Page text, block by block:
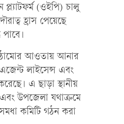
(ওইপি) চালু
হ্রাস পেয়েছে
আওতায় আনার
লাইসেন্স এবং
এ ছাড়া স্থানীয়
এবং উপজেলা যথাক্রমে
কমিটি গঠন করা